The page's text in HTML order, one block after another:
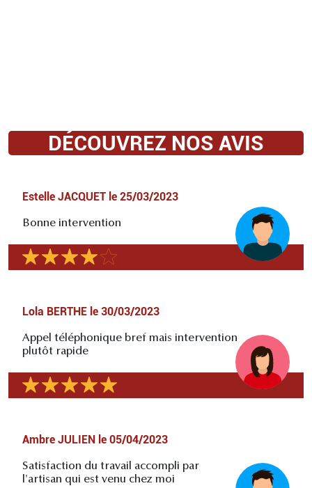
DÉCOUVREZ NOS AVIS
Estelle JACQUET le 25/03/2023
Bonne intervention
Lola BERTHE le 30/03/2023
Appel téléphonique bref mais intervention
plutôt rapide
Ambre JULIEN le 05/04/2023
Satisfaction du travail accompli par
l'artisan qui est venu chez moi